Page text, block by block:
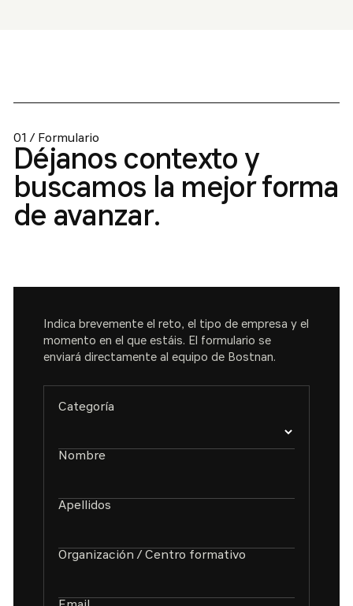
01 / Formulario
Déjanos contexto y
buscamos la mejor forma
de avanzar.
Indica brevemente el reto, el tipo de empresa y el
momento en el que estáis. El formulario se
enviará directamente al equipo de Bostnan.
Categoría
Nombre
Apellidos
Organización / Centro formativo